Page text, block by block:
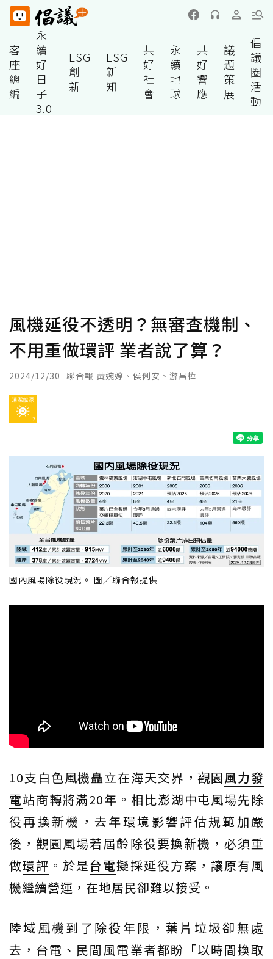
客
座
總
編
永
續
好
日
子
3.0
ESG
創
新
ESG
新
知
共
好
社
會
永
續
地
球
共
好
響
應
議
題
策
展
倡
議
圈
活
動
風機延役不透明？無審查機制、
不用重做環評 業者說了算？
2024/12/30 聯合報 黃婉婷、侯俐安、游昌樺
國內風場除役現況。 圖／聯合報提供
10支白色風機矗立在海天交界，觀園風力發
電站商轉將滿20年。相比澎湖中屯風場先除
役再換新機，去年環境影響評估規範加嚴
後，觀園風場若屆齡除役要換新機，必須重
做環評 。於是台電擬採延役方案，讓原有風
機繼續營運，在地居民卻難以接受。
陸域風機到了除役年限，葉片垃圾卻無處
去，台電、民間風電業者都盼「以時間換取